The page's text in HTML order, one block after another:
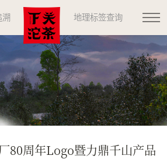
地理标签查询
80周年Logo暨力鼎千山产品